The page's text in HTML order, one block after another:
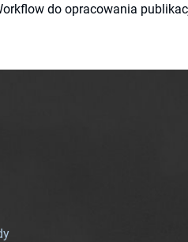
do opracowania